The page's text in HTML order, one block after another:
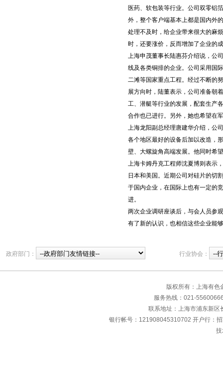
医药、软包装等行业。公司双零铝
外，整个客户端基本上都是国内外
处理不及时，给企业带来很大的麻
时，还要涨价，反而增加了企业的
上海申茂董事长陆惠芬介绍说，公
线及各类铜排的企业。公司采用国
二滩等国家重点工程。经过不断的
展方向时，陆董表示，公司准备朝
工、潜艇等行业的发展，配套生产
合作也已进行。另外，她也希望在
上海龙阳副总经理唐建华介绍，公
各个地区最好的设备后加以改造，
壁、大螺旋角高端发展。他同时希
上海卡姆丹克工程师沈夏博则表示
日本和美国。近期公司对硅片的切
于国内企业，在国际上也有一定的
进。
两次企业调研座谈后，与会人员参
有了新的认识，也相信这些企业能
政府部门： 行业协会：
版权所有：上海有
服务热线：021-
联系地址：上海市浦东新
银行帐号：121908045310702 开户行：